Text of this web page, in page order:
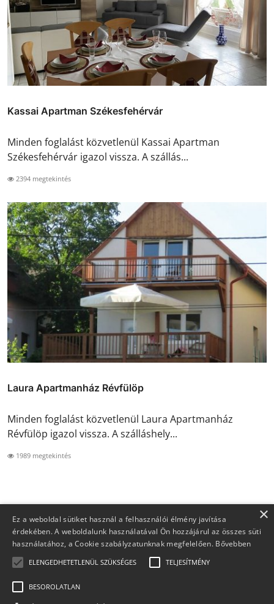
Kassai Apartman Székesfehérvár
Minden foglalást közvetlenül Kassai Apartman
Székesfehérvár igazol vissza. A szállás...
2394 megtekintés
Laura Apartmanház Révfülöp
Minden foglalást közvetlenül Laura Apartmanház
Révfülöp igazol vissza. A szálláshely...
1989 megtekintés
Copyright 2026 Foglaljma.hu - Minden jog fenntartva.
×
Ez a weboldal sütiket használ a felhasználói élmény javítása
érdekében. A weboldalunk használatával Ön hozzájárul az összes süti
használatához, a Cookie szabályzatunknak megfelelően. Bővebben
ELENGEDHETETLENÜL SZÜKSÉGES TELJESÍTMÉNY
BESOROLATLAN